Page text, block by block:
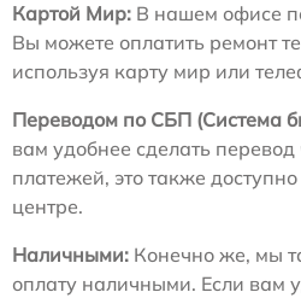
Картой Мир: В нашем офисе
Вы можете оплатить ремонт
используя карту мир или
Переводом по СБП (Система
вам удобнее сделать
платежей, это также
центре.
Наличными: Конечно же, мы
оплату наличными. Если вам